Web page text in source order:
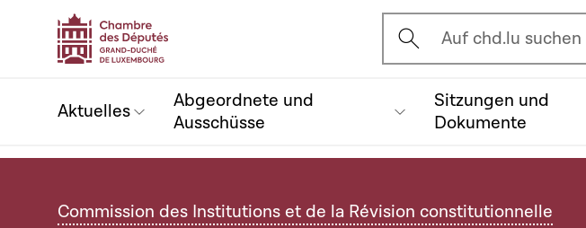
Ouvrir l'écran de recherche
Auf chd.lu suchen
Aktuelles
Abgeordnete und
Ausschüsse
Sitzungen und
Dokumente
Commission des Institutions et de la Révision constitutionnelle